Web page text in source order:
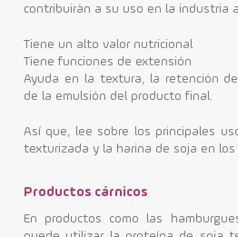
contribuirán a su uso en la industria
Tiene un alto valor nutricional
Tiene funciones de extensión
Ayuda en la textura, la retención
de la emulsión del producto final.
Así que, lee sobre los principales
texturizada y la harina de soja en los
Productos cárnicos
En productos como las